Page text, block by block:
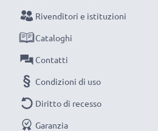
Rivenditori e istituzioni
Cataloghi
Contatti
Condizioni di uso
Diritto di recesso
Garanzia